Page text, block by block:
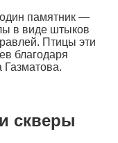
памятник —
в виде штыков
Птицы эти
благодаря
Газматова.
скверы